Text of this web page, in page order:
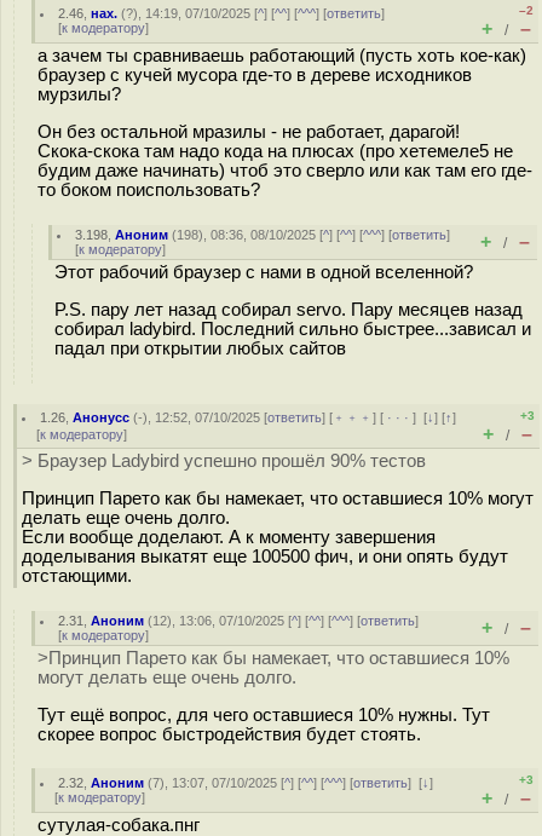
2.46 ,нах. (?), 14:19, 07/10/2025 [^] [^^] [^^^] [ответить]
[к модератору]
–2
+ / –
а зачем ты сравниваешь работающий (пусть хоть кое-как)
браузер с кучей мусора где-то в дереве исходников
мурзилы?
Он без остальной мразилы - не работает, дарагой!
Скока-скока там надо кода на плюсах (про хетемеле5 не
будим даже начинать) чтоб это сверло или как там его где-
то боком поиспользовать?
3.198 ,Аноним (198), 08:36, 08/10/2025 [^] [^^] [^^^] [ответить]
[к модератору] + / –
Этот рабочий браузер с нами в одной вселенной?
P.S. пару лет назад собирал servo. Пару месяцев назад
собирал ladybird. Последний сильно быстрее...зависал и
падал при открытии любых сайтов
1.26 ,Анонусс (-), 12:52, 07/10/2025 [ответить] [ ﹢﹢﹢] [ · · ·][↓] [↑]
[к модератору]
+3
+ / –
> Браузер Ladybird успешно прошёл 90% тестов
Принцип Парето как бы намекает, что оставшиеся 10% могут
делать еще очень долго.
Если вообще доделают. А к моменту завершения
доделывания выкатят еще 100500 фич, и они опять будут
отстающими.
2.31 ,Аноним (12), 13:06, 07/10/2025 [^] [^^] [^^^] [ответить]
[к модератору] + / –
>Принцип Парето как бы намекает, что оставшиеся 10%
могут делать еще очень долго.
Тут ещё вопрос, для чего оставшиеся 10% нужны. Тут
скорее вопрос быстродействия будет стоять.
2.32 ,Аноним (7), 13:07, 07/10/2025 [^] [^^] [^^^] [ответить][↓]
[к модератору]
+3
+ / –
сутулая-собака.пнг